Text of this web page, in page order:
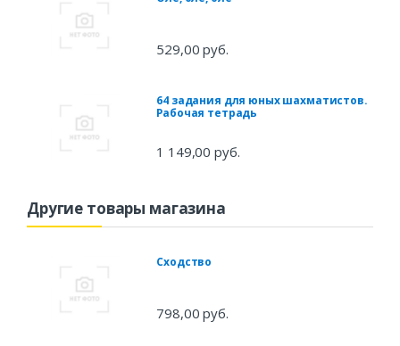
529,00 руб.
64 задания для юных шахматистов.
Рабочая тетрадь
1 149,00 руб.
Другие товары магазина
Сходство
798,00 руб.